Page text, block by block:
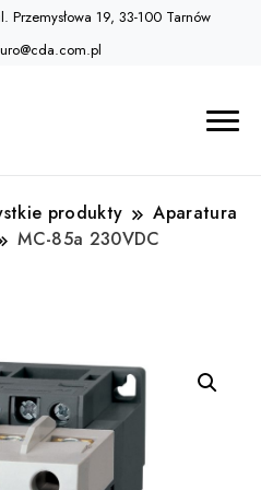
Przemysłowa 19, 33-100 Tarnów
produkty
Aparatura
MC-85a 230VDC